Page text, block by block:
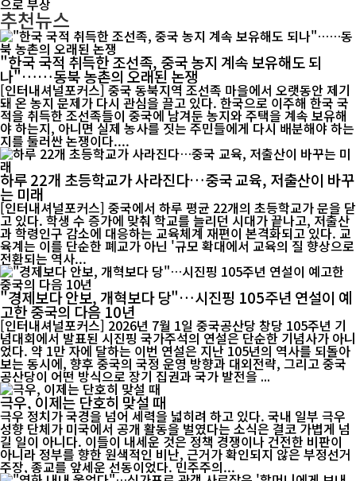
추천뉴스
"한국 국적 취득한 조선족, 중국 농지 계속 보유해도 되
나"……동북 농촌의 오래된 논쟁
[인터내셔널포커스] 중국 동북지역 조선족 마을에서 오랫동안 제기
돼 온 농지 문제가 다시 관심을 끌고 있다. 한국으로 이주해 한국 국
적을 취득한 조선족들이 중국에 남겨둔 농지와 주택을 계속 보유해
야 하는지, 아니면 실제 농사를 짓는 주민들에게 다시 배분해야 하는
지를 둘러싼 논쟁이다....
하루 22개 초등학교가 사라진다…중국 교육, 저출산이 바꾸
는 미래
[인터내셔널포커스] 중국에서 하루 평균 22개의 초등학교가 문을 닫
고 있다. 학생 수 증가에 맞춰 학교를 늘리던 시대가 끝나고, 저출산
과 학령인구 감소에 대응하는 교육체계 재편이 본격화되고 있다. 교
육계는 이를 단순한 폐교가 아닌 '규모 확대에서 교육의 질 향상으로
전환되는 역사...
"경제보다 안보, 개혁보다 당"…시진핑 105주년 연설이 예
고한 중국의 다음 10년
[인터내셔널포커스] 2026년 7월 1일 중국공산당 창당 105주년 기
념대회에서 발표된 시진핑 국가주석의 연설은 단순한 기념사가 아니
었다. 약 1만 자에 달하는 이번 연설은 지난 105년의 역사를 되돌아
보는 동시에, 향후 중국의 국정 운영 방향과 대외전략, 그리고 중국
공산당이 어떤 방식으로 장기 집권과 국가 발전을 ...
극우, 이제는 단호히 맞설 때
극우 정치가 국경을 넘어 세력을 넓히려 하고 있다. 국내 일부 극우
성향 단체가 미국에서 공개 활동을 벌였다는 소식은 결코 가볍게 넘
길 일이 아니다. 이들이 내세운 것은 정책 경쟁이나 건전한 비판이
아니라 정부를 향한 원색적인 비난, 근거가 확인되지 않은 부정선거
주장, 종교를 앞세운 선동이었다. 민주주의...